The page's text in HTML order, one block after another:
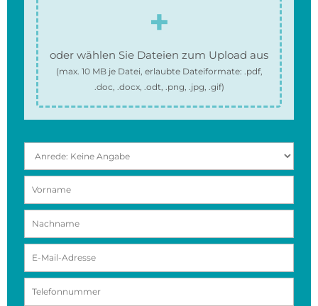
oder wählen Sie Dateien zum Upload aus
(max. 10 MBje Datei, erlaubte Dateiformate: .pdf,
.doc, .docx, .odt, .png, .jpg, .gif)